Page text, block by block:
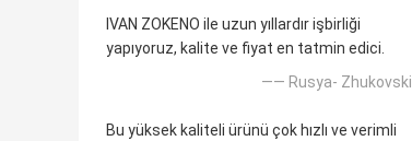
IVAN ZOKENO ile uzun yıllardır işbirliği
yapıyoruz, kalite ve fiyat en tatmin edici.
—— Rusya- Zhukovski
Bu yüksek kaliteli ürünü çok hızlı ve verimli